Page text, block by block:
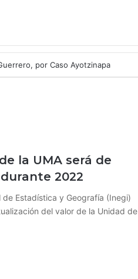
por Caso Ayotzinapa
la UMA será de
2022
de Estadística y Geografía (Inegi)
del valor de la Unidad de